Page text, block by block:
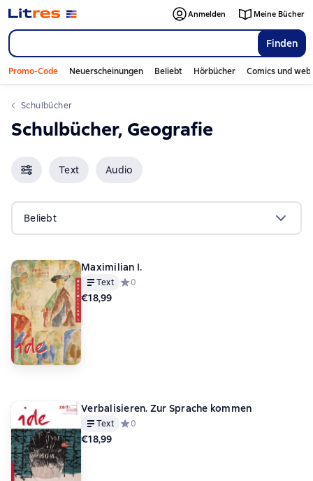
Finden
Anmelden Meine Bücher
Promo-Code Neuerscheinungen Beliebt Hörbücher Comics und
Schulbücher
Schulbücher, Geografie
Text Audio
Beliebt
Maximilian I.
Text Средний рейтинг 0 на основе 0 оценок
0
€18,99
Verbalisieren. Zur Sprache kommen
Text Средний рейтинг 0 на основе 0 оценок
0
€18,99